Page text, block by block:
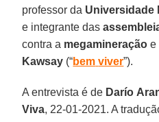
professor da Universidade
e integrante das
contra a megamineração e
Kawsay (“bem viver”).
A entrevista é de Darío
Viva, 22-01-2021. A